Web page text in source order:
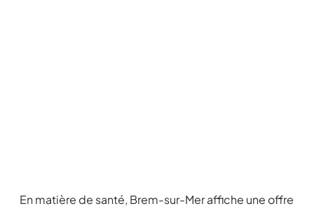
En matière de santé, Brem-sur-Mer affiche une offre